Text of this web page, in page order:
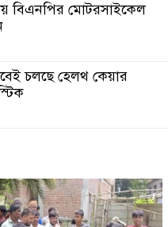
বিএনপির মোটরসাইকেল
চলছে হেলথ কেয়ার